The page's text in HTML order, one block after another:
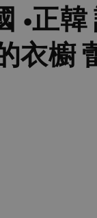
•正
衣櫥